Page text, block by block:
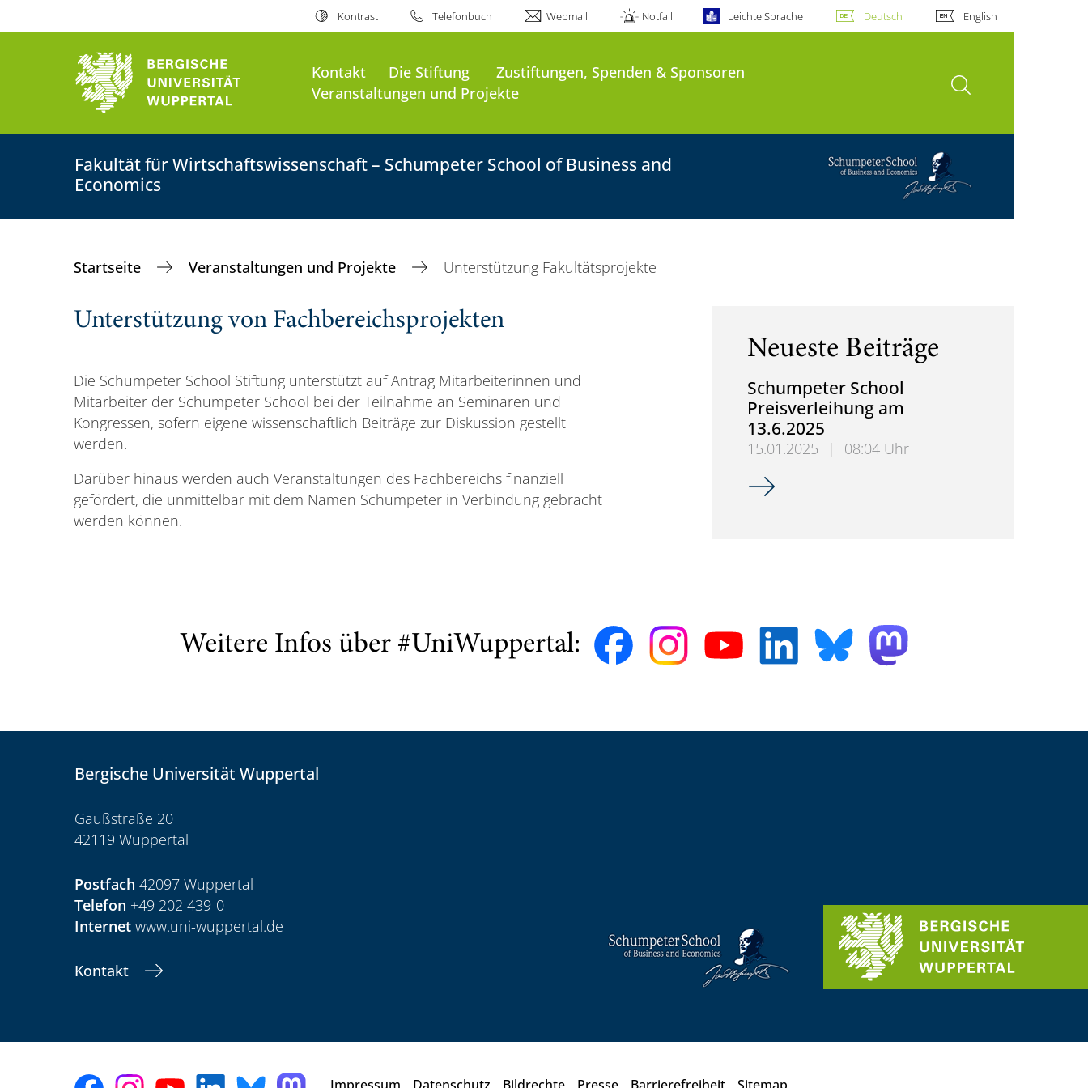
Kontrast Telefonbuch Webmail Notfall Leichte Sprache Deutsch English
Kontakt Die Stiftung
Zustiftungen, Spenden & Sponsoren
Veranstaltungen und Projekte
Suche öffnen
Fakultät für Wirtschaftswissenschaft – Schumpeter School of Business and
Economics
Startseite Veranstaltungen und Projekte Unterstützung Fakultätsprojekte
Unterstützung von Fachbereichsprojekten
Die Schumpeter School Stiftung unterstützt auf Antrag Mitarbeiterinnen und
Mitarbeiter der Schumpeter School bei der Teilnahme an Seminaren und
Kongressen, sofern eigene wissenschaftlich Beiträge zur Diskussion gestellt
werden.
Darüber hinaus werden auch Veranstaltungen des Fachbereichs finanziell
gefördert, die unmittelbar mit dem Namen Schumpeter in Verbindung gebracht
werden können.
Neueste Beiträge
Schumpeter School
Preisverleihung am
13.6.2025
15.01.2025 |
08:04 Uhr
Schumpeter School Preisverleihung am 13.6.2025
Weitere Infos über #UniWuppertal:
Bergische Universität Wuppertal
Gaußstraße 20
42119 Wuppertal
Postfach 42097 Wuppertal
Telefon +49 202 439-0
Internet www.uni-wuppertal.de
Kontakt